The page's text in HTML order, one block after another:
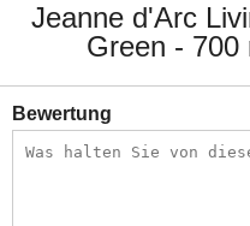
Jeanne d'Arc
Green - 700
Bewertung